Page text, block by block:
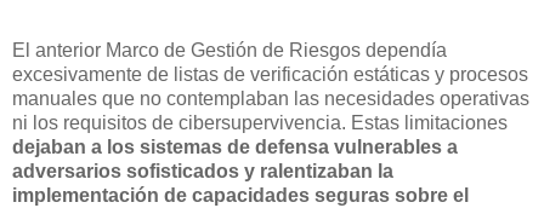
El anterior Marco de Gestión de Riesgos dependía
excesivamente de listas de verificación estáticas y procesos
manuales que no contemplaban las necesidades operativas
ni los requisitos de cibersupervivencia. Estas limitaciones
dejaban a los sistemas de defensa vulnerables a
adversarios sofisticados y ralentizaban la
implementación de capacidades seguras sobre el